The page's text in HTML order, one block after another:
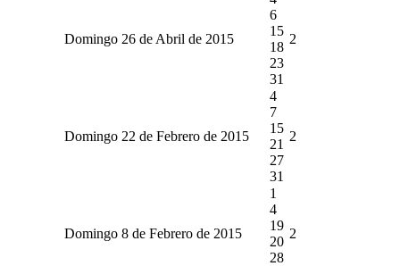
Domingo 26 de Abril de 2015
6
15
18
23
31
2
Domingo 22 de Febrero de 2015
4
7
15
21
27
31
2
Domingo 8 de Febrero de 2015
1
4
19
20
28
2